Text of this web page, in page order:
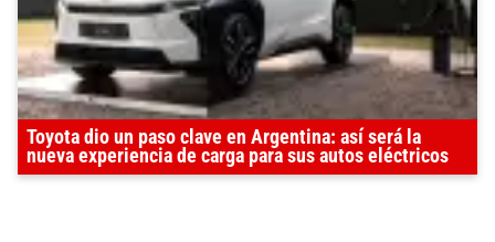
Toyota dio un paso clave en Argentina: así será la
nueva experiencia de carga para sus autos eléctricos